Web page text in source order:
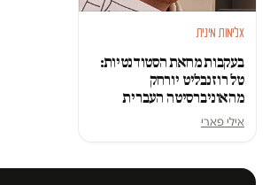
אלימות מינית
בעקבות מחאת הסטודנטיות:
טל רוזנבליט יורחק
מהאוניברסיטה העברית
אילי פארי